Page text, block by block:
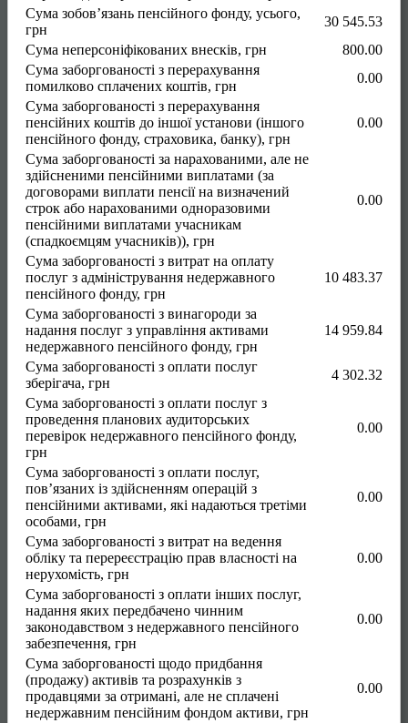
Сума зобов’язань пенсійного фонду, усього,
грн
30 545.53
Сума неперсоніфікованих внесків, грн
800.00
Сума заборгованості з перерахування
помилково сплачених коштів, грн
0.00
Сума заборгованості з перерахування
пенсійних коштів до іншої установи (іншого
пенсійного фонду, страховика, банку), грн
0.00
Сума заборгованості за нарахованими, але не
здійсненими пенсійними виплатами (за
договорами виплати пенсії на визначений
строк або нарахованими одноразовими
пенсійними виплатами учасникам
(спадкоємцям учасників)), грн
0.00
Сума заборгованості з витрат на оплату
послуг з адміністрування недержавного
пенсійного фонду, грн
10 483.37
Сума заборгованості з винагороди за
надання послуг з управління активами
недержавного пенсійного фонду, грн
14 959.84
Сума заборгованості з оплати послуг
зберігача, грн
4 302.32
Сума заборгованості з оплати послуг з
проведення планових аудиторських
перевірок недержавного пенсійного фонду,
грн
0.00
Сума заборгованості з оплати послуг,
пов’язаних із здійсненням операцій з
пенсійними активами, які надаються третіми
особами, грн
0.00
Сума заборгованості з витрат на ведення
обліку та перереєстрацію прав власності на
нерухомість, грн
0.00
Сума заборгованості з оплати інших послуг,
надання яких передбачено чинним
законодавством з недержавного пенсійного
забезпечення, грн
0.00
Сума заборгованості щодо придбання
(продажу) активів та розрахунків з
продавцями за отримані, але не сплачені
недержавним пенсійним фондом активи, грн
0.00